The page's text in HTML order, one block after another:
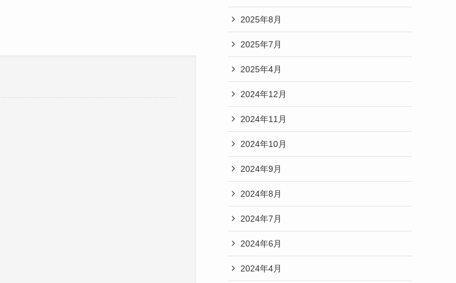
2025年8月
2025年7月
2025年4月
2024年12月
2024年11月
2024年10月
2024年9月
2024年8月
2024年7月
2024年6月
2024年4月